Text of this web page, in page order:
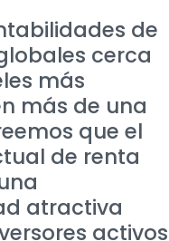
de
cerca
más
más de una
que el
de renta
atractiva